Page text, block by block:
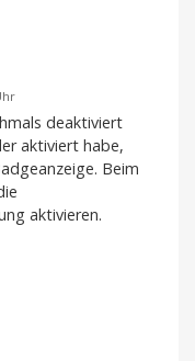
deaktiviert
aktiviert habe,
Beim
aktivieren.